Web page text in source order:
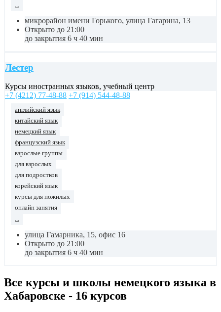
...
микрорайон имени Горького, улица Гагарина, 13
Открыто до 21:00
до закрытия 6 ч 40 мин
Лестер
Курсы иностранных языков, учебный центр
+7 (4212) 77-48-88 +7 (914) 544-48-88
английский язык
китайский язык
немецкий язык
французский язык
взрослые группы
для взрослых
для подростков
корейский язык
курсы для пожилых
онлайн занятия
...
улица Гамарника, 15, офис 16
Открыто до 21:00
до закрытия 6 ч 40 мин
Все курсы и школы немецкого языка в
Хабаровске - 16 курсов